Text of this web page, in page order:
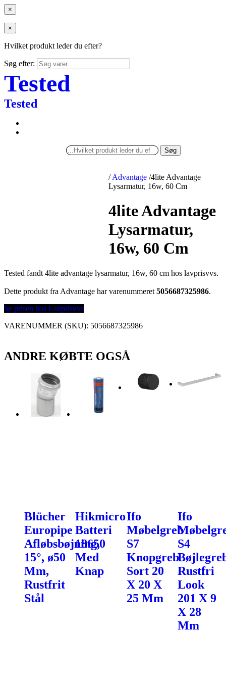
×
×
Hvilket produkt leder du efter?
Søg efter:
Tested
Tested
Søg
/ Advantage /4lite Advantage
Lysarmatur, 16w, 60 Cm
4lite Advantage
Lysarmatur,
16w, 60 Cm
Tested fandt 4lite advantage lysarmatur, 16w, 60 cm hos lavprisvvs.
Dette produkt fra Advantage har varenummeret 5056687325986.
Se prisen hos Lavprisvvs
VARENUMMER (SKU): 5056687325986
ANDRE KØBTE OGSÅ
Blücher
Europipe
Afløbsbøjning,
15°, ø50
Mm,
Rustfrit
Stål
Hikmicro
Batteri
18650
Med
Knap
Ifo
Møbelgreb
S7
Knopgreb
Sort 20
X 20 X
25 Mm
Ifo
S4
Rustfri
Look
201 X 9
X 28
Mm